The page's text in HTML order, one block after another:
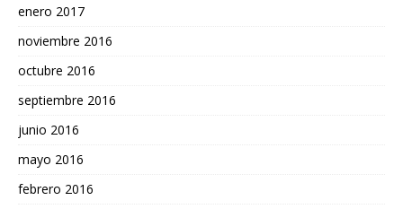
enero 2017
noviembre 2016
octubre 2016
septiembre 2016
junio 2016
mayo 2016
febrero 2016